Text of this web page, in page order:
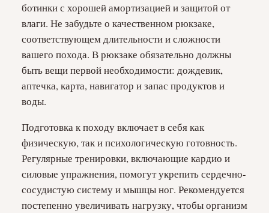
ботинки с хорошей амортизацией и защитой от
влаги. Не забудьте о качественном рюкзаке,
соответствующем длительности и сложности
вашего похода. В рюкзаке обязательно должны
быть вещи первой необходимости: дождевик,
аптечка, карта, навигатор и запас продуктов и
воды.
Подготовка к походу включает в себя как
физическую, так и психологическую готовность.
Регулярные тренировки, включающие кардио и
силовые упражнения, помогут укрепить сердечно-
сосудистую систему и мышцы ног. Рекомендуется
постепенно увеличивать нагрузку, чтобы организм